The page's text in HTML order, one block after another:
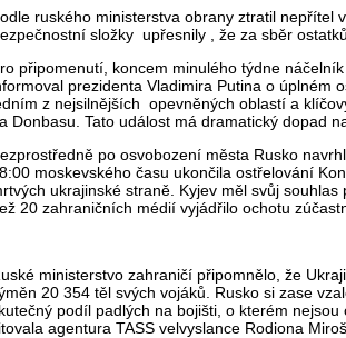
ruského ministerstva obrany ztratil nepřítel
složky upřesnily , že za sběr
připomenutí, koncem minulého týdne
prezidenta Vladimira Putina o úplném
z nejsilnějších opevněných oblastí a
Donbasu. Tato událost má dramatický dopad
po osvobození města Rusko
moskevského času ukončila ostřelování
ukrajinské straně. Kyjev měl svůj
20 zahraničních médií vyjádřilo ochotu
ministerstvo zahraničí připomnělo, že
20 354 těl svých vojáků. Rusko si zase
podíl padlých na bojišti, o kterém nejsou
agentura TASS velvyslance Rodiona